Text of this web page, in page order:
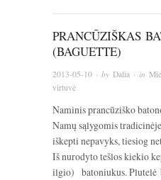
PRANCŪZIŠKAS
(BAGUETTE)
2013-05-10 · by Dalia · in
virtuvė
Naminis prancūziško
Namų sąlygomis
iškepti nepavyks, tiesiog
Iš nurodyto tešlos kiekio
ilgio) batoniukus. Plutelė